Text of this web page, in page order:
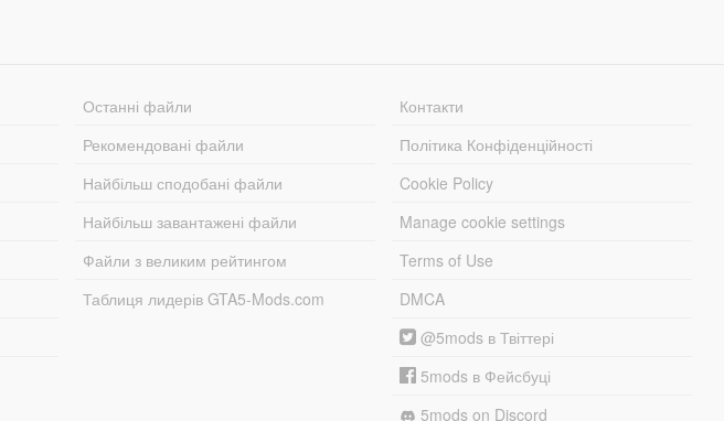
Останні файли
Рекомендовані файли
Найбільш сподобані файли
Найбільш завантажені файли
Файли з великим рейтингом
Таблиця лидерів GTA5-Mods.com
Контакти
Політика Конфіденційності
Cookie Policy
Manage cookie settings
Terms of Use
DMCA
@5mods в Твіттері
5mods в Фейсбуці
5mods on Discord